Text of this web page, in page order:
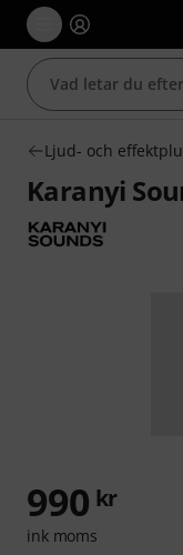
Ljud- och
Karanyi
990 kr
ink moms